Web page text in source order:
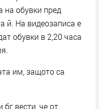
обувки пред
й. На видеозаписа е
обувки в 2,20 часа
им, защото са
вести, че от